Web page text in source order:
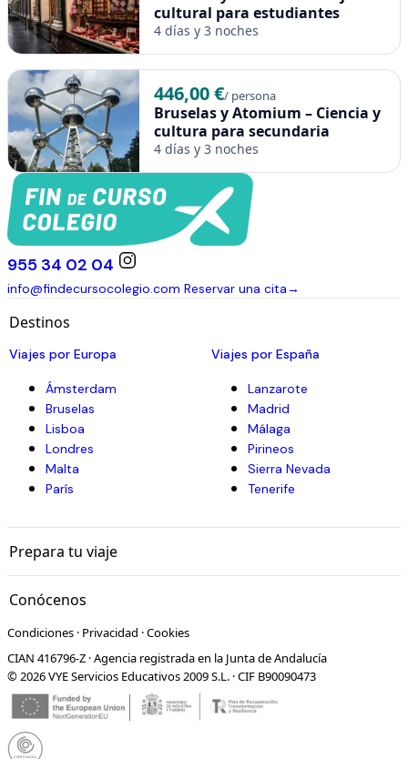
cultural para estudiantes
4 días y 3 noches
446,00 €/ persona
Bruselas y Atomium – Ciencia y
cultura para secundaria
4 días y 3 noches
955 34 02 04
info@findecursocolegio.com Reservar una cita→
Destinos
Viajes por Europa
Ámsterdam
Bruselas
Lisboa
Londres
Malta
París
Viajes por España
Lanzarote
Madrid
Málaga
Pirineos
Sierra Nevada
Tenerife
Prepara tu viaje
Conócenos
Condiciones · Privacidad ·Cookies
CIAN 416796-Z · Agencia registrada en la Junta de Andalucía
© 2026 VYE Servicios Educativos 2009 S.L. · CIF B90090473